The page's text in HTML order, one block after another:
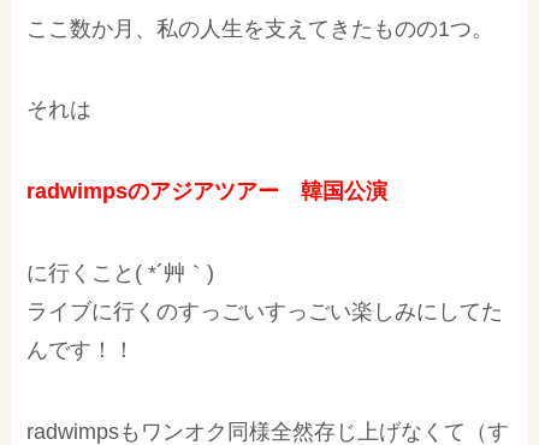
ここ数か月、私の人生を支えてきたものの1つ。
それは
radwimpsのアジアツアー 韓国公演
に行くこと( *´艸｀)
ライブに行くのすっごいすっごい楽しみにしてた
んです！！
radwimpsもワンオク同様全然存じ上げなくて（す